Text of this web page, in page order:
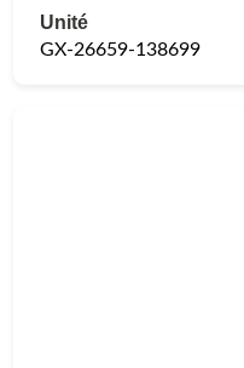
Unité
GX-26659-138699